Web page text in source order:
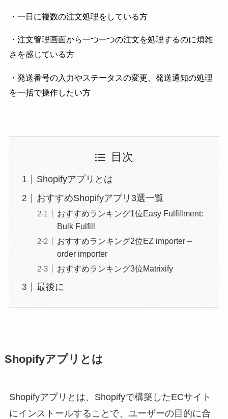
・一日に複数の注文処理をしている方
・注文管理画面から一つ一つの注文を処理するのに煩雑
さを感じている方
・発送番号の入力やステータスの変更、発送通知の処理
を一括で操作したい方
目次
Shopifyアプリとは
おすすめShopifyアプリ3選一覧
おすすめランキング1位Easy Fulfillment:
Bulk Fulfill
おすすめランキング2位EZ importer –
order importer
おすすめランキング3位Matrixify
最後に
Shopifyアプリとは
Shopifyアプリとは、Shopifyで構築したECサイト
にインストールすることで、ユーザーの目的に合